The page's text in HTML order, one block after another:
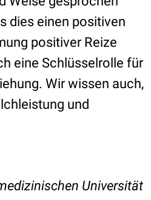
dies einen positiven
positiver Reize
eine Schlüsselrolle für
Wir wissen auch,
und
Universität